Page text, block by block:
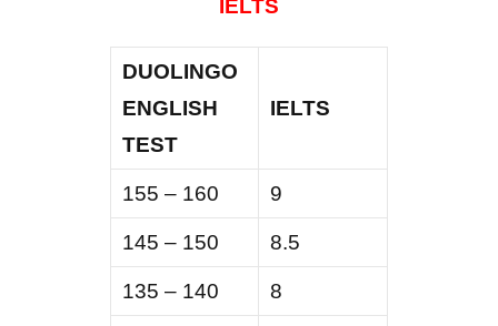
IELTS
DUOLINGO
ENGLISH
TEST
IELTS
155 – 160 9
145 – 150 8.5
135 – 140 8